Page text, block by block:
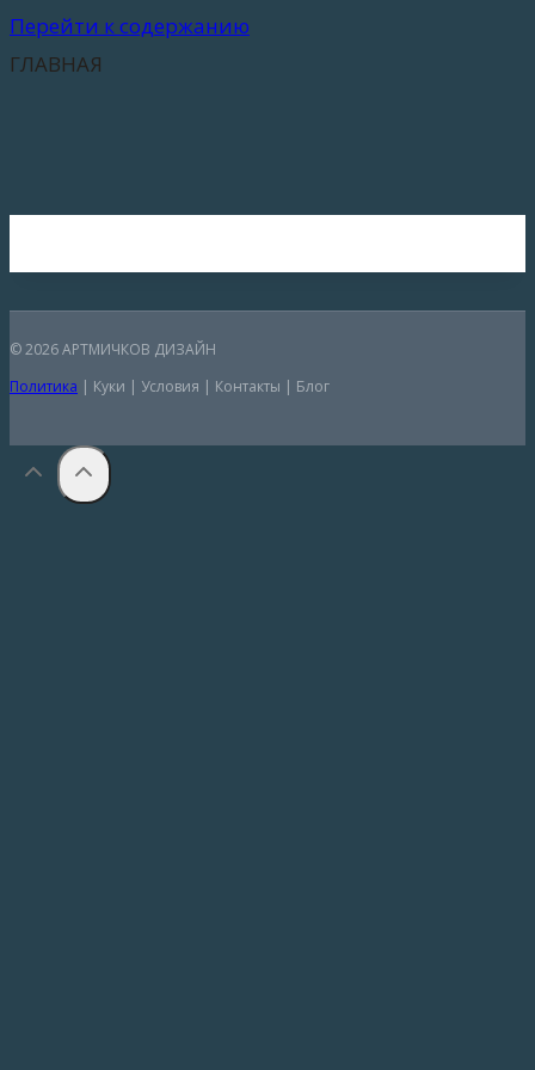
Перейти к содержанию
ГЛАВНАЯ
© 2026 АРТМИЧКОВ ДИЗАЙН
Политика | Куки | Условия | Контакты | Блог